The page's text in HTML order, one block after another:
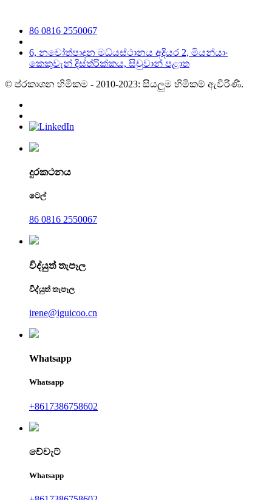
86 0816 2550067
6, නවෝත්පාදන මධ්යස්ථානය අදියර 2, මියන්යාං
කෙකුවැන් දිස්ත්රික්කය, සිචුවාන් පළාත
© ප්රකාශන හිමිකම - 2010-2023: සියලුම හිමිකම් ඇවිරිණි.
දුරකථනය
ටෙල්
86 0816 2550067
විද්යුත් තැපෑල
විද්යුත් තැපෑල
irene@iguicoo.cn
Whatsapp
Whatsapp
+8617386758602
වේචැට්
Whatsapp